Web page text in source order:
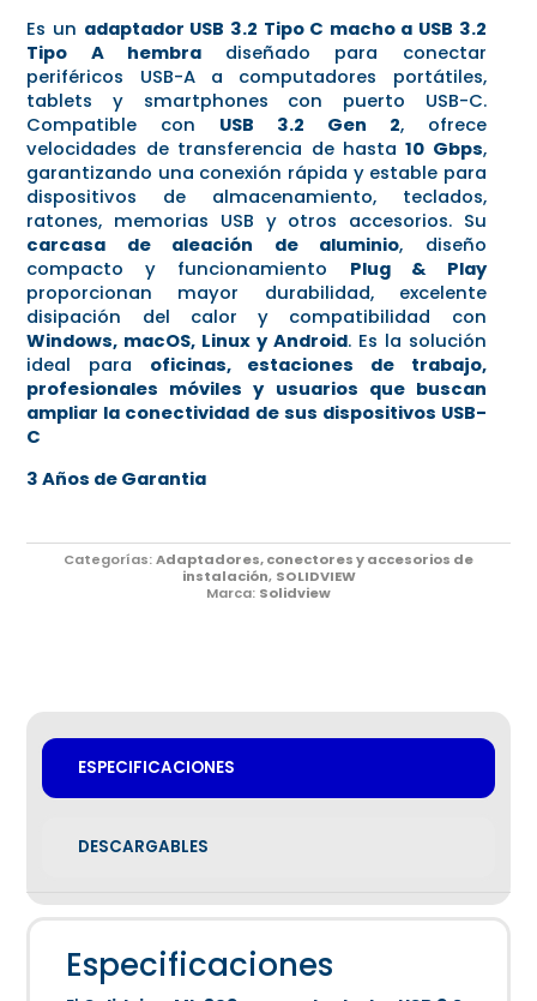
Es un adaptador USB 3.2 Tipo C macho a USB 3.2
Tipo A hembradiseñado para conectar
periféricos USB-A a computadores portátiles,
tablets y smartphones con puerto USB-C.
Compatible con USB 3.2 Gen 2, ofrece
velocidades de transferencia de hasta10 Gbps,
garantizando una conexión rápida y estable para
dispositivos de almacenamiento, teclados,
ratones, memorias USB y otros accesorios. Su
carcasa de aleación de aluminio, diseño
compacto y funcionamiento Plug & Play
proporcionan mayor durabilidad, excelente
disipación del calor y compatibilidad con
Windows, macOS, Linux y Android. Es la solución
ideal para oficinas, estaciones de trabajo,
profesionales móviles y usuarios que buscan
ampliar la conectividad de sus dispositivos USB-
C
3 Años de Garantia
Categorías:Adaptadores, conectores y accesorios de
instalación, SOLIDVIEW
Marca: Solidview
ESPECIFICACIONES
DESCARGABLES
Especificaciones